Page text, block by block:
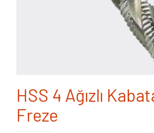
HSS 4 Ağızlı
Freze